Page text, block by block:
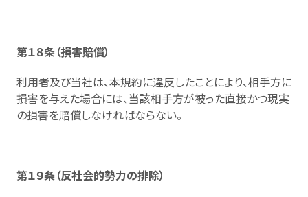
第１８条（損害賠償）
利用者及び当社は、本規約に違反したことにより、相手方に
損害を与えた場合には、当該相手方が被った直接かつ現実
の損害を賠償しなければならない。
第１９条（反社会的勢力の排除）